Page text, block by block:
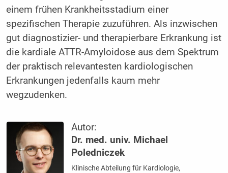
einem frühen Krankheitsstadium einer
spezifischen Therapie zuzuführen. Als inzwischen
gut diagnostizier- und therapierbare Erkrankung ist
die kardiale ATTR-Amyloidose aus dem Spektrum
der praktisch relevantesten kardiologischen
Erkrankungen jedenfalls kaum mehr
wegzudenken.
Autor:
Dr. med. univ. Michael
Poledniczek
Klinische Abteilung für Kardiologie,